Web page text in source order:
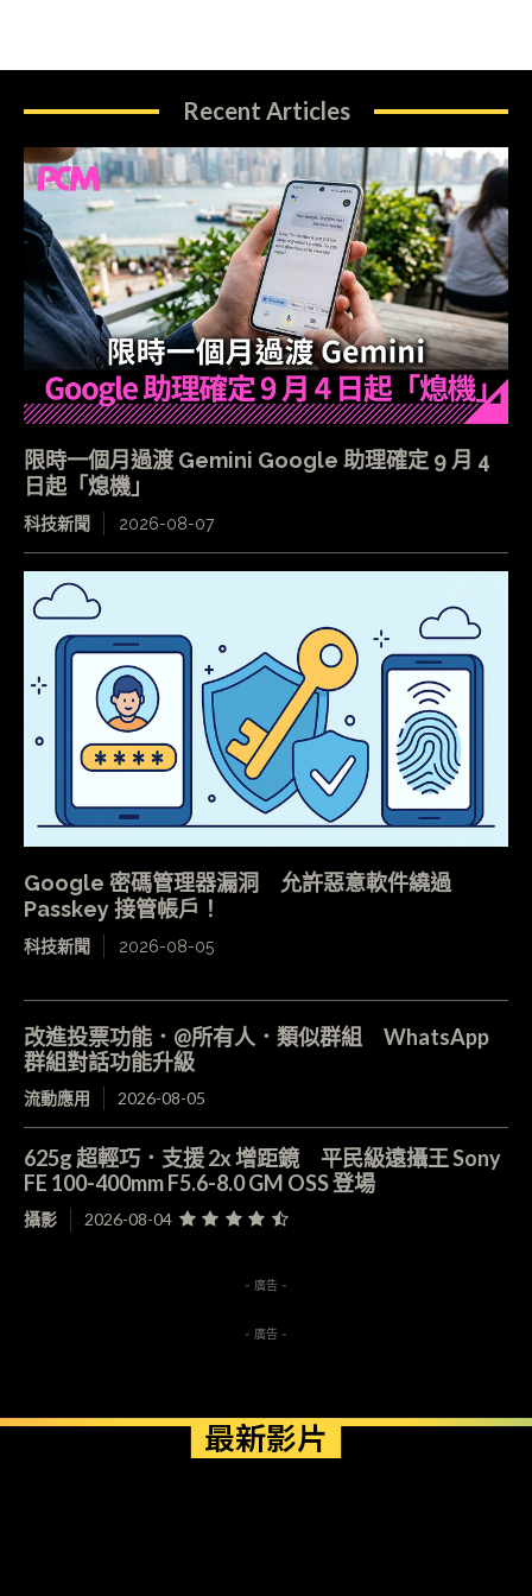
Recent Articles
限時一個月過渡 Gemini Google 助理確定 9 月 4
日起「熄機」
科技新聞 2026-08-07
Google 密碼管理器漏洞 允許惡意軟件繞過
Passkey 接管帳戶！
科技新聞 2026-08-05
改進投票功能．@所有人．類似群組 WhatsApp
群組對話功能升級
流動應用 2026-08-05
625g 超輕巧．支援 2x 增距鏡 平民級遠攝王 Sony
FE 100-400mm F5.6-8.0 GM OSS 登場
攝影 2026-08-04
- 廣告 -
- 廣告 -
最新影片